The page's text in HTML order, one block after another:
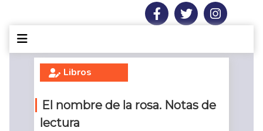
Libros
El nombre de la rosa. Notas de
lectura